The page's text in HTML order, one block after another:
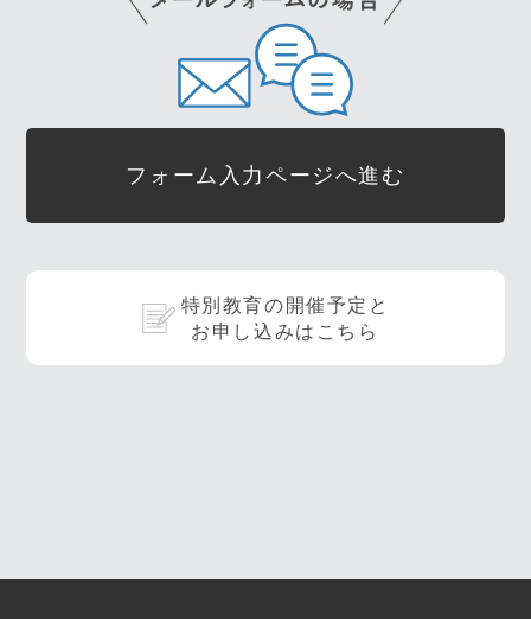
フォーム入力ページへ進む
特別教育の開催予定と
お申し込みはこちら